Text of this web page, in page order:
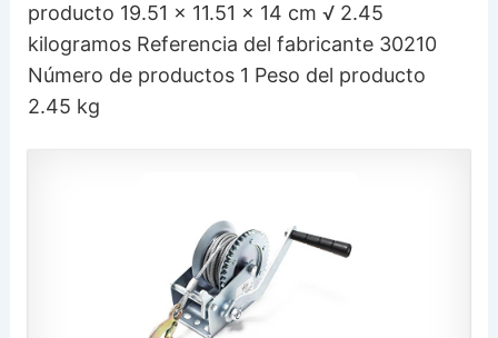
producto 19.51 x 11.51 x 14 cm √ 2.45
kilogramos Referencia del fabricante 30210
Número de productos 1 Peso del producto
2.45 kg